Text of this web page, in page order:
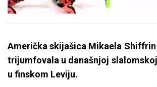
Američka skijašica Mikaela
trijumfovala u današnjoj
u finskom Leviju.